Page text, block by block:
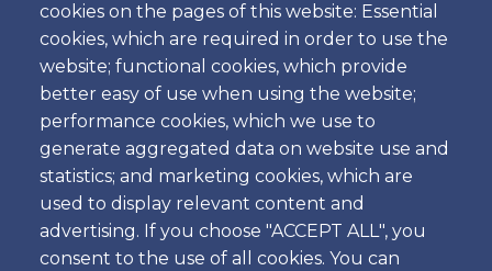
cookies on the pages of this website: Essential
cookies, which are required in order to use the
website; functional cookies, which provide
better easy of use when using the website;
performance cookies, which we use to
generate aggregated data on website use and
statistics; and marketing cookies, which are
used to display relevant content and
advertising. If you choose "ACCEPT ALL", you
consent to the use of all cookies. You can
Enter your email address or username.
Contraseña
Introduzca la contraseña relativa a su correo electrónico.